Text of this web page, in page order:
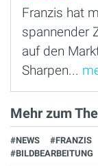
Franzis hat
spannender
auf den
Sharpen...
Mehr zum
#NEWS #FRANZIS
#BILDBEARBEITUNG